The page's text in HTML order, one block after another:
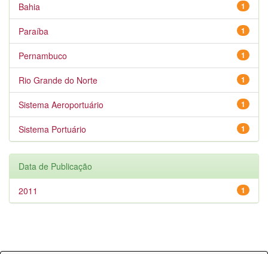
1
Bahia
1
Paraíba
1
Pernambuco
1
Rio Grande do Norte
1
Sistema Aeroportuário
1
Sistema Portuário
Data de Publicação
1
2011